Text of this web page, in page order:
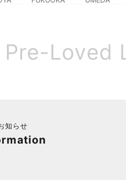
Pre-Loved
知らせ